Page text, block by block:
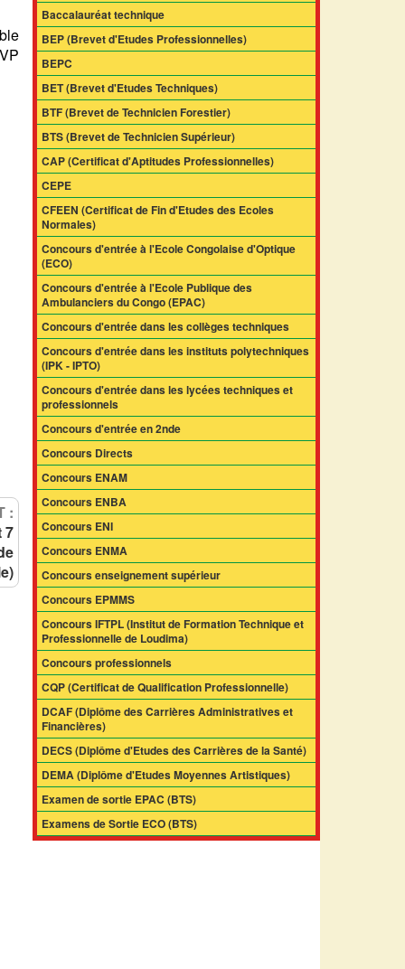
:
7
Baccalauréat technique
BEP (Brevet d'Etudes Professionnelles)
BEPC
BET (Brevet d'Etudes Techniques)
BTF (Brevet de Technicien Forestier)
BTS (Brevet de Technicien Supérieur)
CAP (Certificat d'Aptitudes Professionnelles)
CEPE
CFEEN (Certificat de Fin d'Etudes des Ecoles
Normales)
Concours d'entrée à l'Ecole Congolaise d'Optique
(ECO)
Concours d'entrée à l'Ecole Publique des
Ambulanciers du Congo (EPAC)
Concours d'entrée dans les collèges techniques
Concours d'entrée dans les instituts polytechniques
(IPK - IPTO)
Concours d'entrée dans les lycées techniques et
professionnels
Concours d'entrée en 2nde
Concours Directs
Concours ENAM
Concours ENBA
Concours ENI
Concours ENMA
Concours enseignement supérieur
Concours EPMMS
Concours IFTPL (Institut de Formation Technique et
Professionnelle de Loudima)
Concours professionnels
CQP (Certificat de Qualification Professionnelle)
DCAF (Diplôme des Carrières Administratives et
Financières)
DECS (Diplôme d'Etudes des Carrières de la Santé)
DEMA (Diplôme d'Etudes Moyennes Artistiques)
Examen de sortie EPAC (BTS)
Examens de Sortie ECO (BTS)